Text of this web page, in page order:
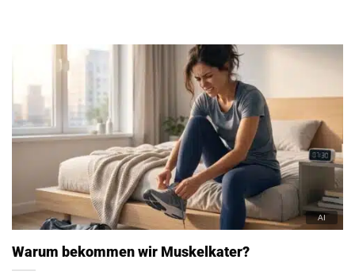
Warum bekommen wir Muskelkater?